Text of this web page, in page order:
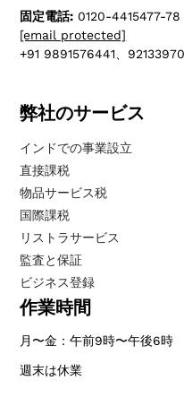
固定電話: 0120-4415477-78
[email protected]
+91 9891576441、
弊社のサービス
インドでの事業設立
直接課税
物品サービス税
国際課税
リストラサービス
監査と保証
ビジネス登録
作業時間
月〜金：午前9時〜午後6時
週末は休業